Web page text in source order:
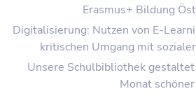
Erasmus+ Bildung
Digitalisierung: Nutzen von E-
kritischen Umgang mit
Unsere Schulbibliothek gestaltet
Monat schöner